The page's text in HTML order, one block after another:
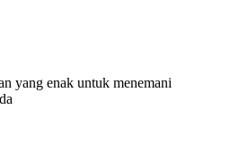
yang enak untuk menemani